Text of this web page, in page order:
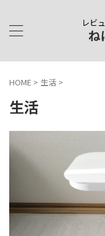
レビ
ね
HOME > 生活 >
生活